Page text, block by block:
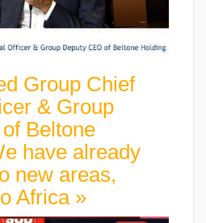
Group Chief
& Group
Beltone
have already
new areas,
Africa »